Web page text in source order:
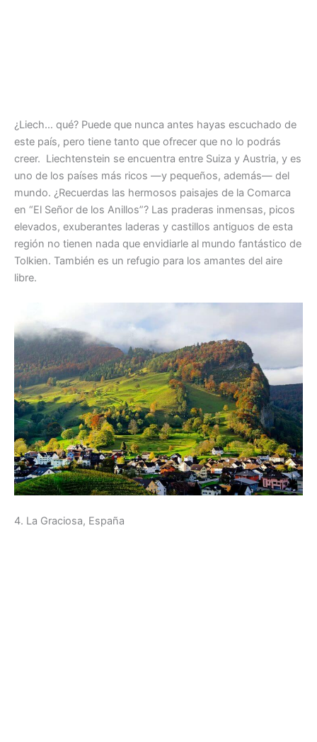
¿Liech… qué? Puede que nunca antes hayas escuchado de
este país, pero tiene tanto que ofrecer que no lo podrás
creer. Liechtenstein se encuentra entre Suiza y Austria, y es
uno de los países más ricos —y pequeños, además— del
mundo. ¿Recuerdas las hermosos paisajes de la Comarca
en “El Señor de los Anillos”? Las praderas inmensas, picos
elevados, exuberantes laderas y castillos antiguos de esta
región no tienen nada que envidiarle al mundo fantástico de
Tolkien. También es un refugio para los amantes del aire
libre.
4. La Graciosa, España